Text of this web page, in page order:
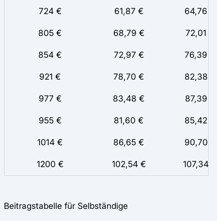
724 € 61,87 € 64,76
805 € 68,79 € 72,01
854 € 72,97 € 76,39
921 € 78,70 € 82,38
977 € 83,48 € 87,39
955 € 81,60 € 85,42
1014 € 86,65 € 90,70
1200 € 102,54 € 107,34
Beitragstabelle für Selbständige